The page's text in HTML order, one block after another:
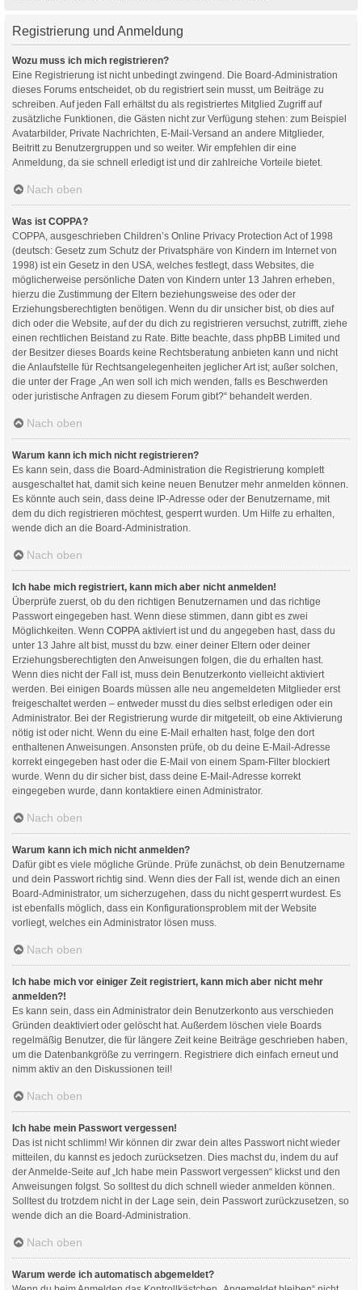
Registrierung und Anmeldung
Wozu muss ich mich registrieren?
Eine Registrierung ist nicht unbedingt zwingend. Die Board-Administration
dieses Forums entscheidet, ob du registriert sein musst, um Beiträge zu
schreiben. Auf jeden Fall erhältst du als registriertes Mitglied Zugriff auf
zusätzliche Funktionen, die Gästen nicht zur Verfügung stehen: zum Beispiel
Avatarbilder, Private Nachrichten, E-Mail-Versand an andere Mitglieder,
Beitritt zu Benutzergruppen und so weiter. Wir empfehlen dir eine
Anmeldung, da sie schnell erledigt ist und dir zahlreiche Vorteile bietet.
Nach oben
Was ist COPPA?
COPPA, ausgeschrieben Children’s Online Privacy Protection Act of 1998
(deutsch: Gesetz zum Schutz der Privatsphäre von Kindern im Internet von
1998) ist ein Gesetz in den USA, welches festlegt, dass Websites, die
möglicherweise persönliche Daten von Kindern unter 13 Jahren erheben,
hierzu die Zustimmung der Eltern beziehungsweise des oder der
Erziehungsberechtigten benötigen. Wenn du dir unsicher bist, ob dies auf
dich oder die Website, auf der du dich zu registrieren versuchst, zutrifft, ziehe
einen rechtlichen Beistand zu Rate. Bitte beachte, dass phpBB Limited und
der Besitzer dieses Boards keine Rechtsberatung anbieten kann und nicht
die Anlaufstelle für Rechtsangelegenheiten jeglicher Art ist; außer solchen,
die unter der Frage „An wen soll ich mich wenden, falls es Beschwerden
oder juristische Anfragen zu diesem Forum gibt?“ behandelt werden.
Nach oben
Warum kann ich mich nicht registrieren?
Es kann sein, dass die Board-Administration die Registrierung komplett
ausgeschaltet hat, damit sich keine neuen Benutzer mehr anmelden können.
Es könnte auch sein, dass deine IP-Adresse oder der Benutzername, mit
dem du dich registrieren möchtest, gesperrt wurden. Um Hilfe zu erhalten,
wende dich an die Board-Administration.
Nach oben
Ich habe mich registriert, kann mich aber nicht anmelden!
Überprüfe zuerst, ob du den richtigen Benutzernamen und das richtige
Passwort eingegeben hast. Wenn diese stimmen, dann gibt es zwei
Möglichkeiten. Wenn COPPA aktiviert ist und du angegeben hast, dass du
unter 13 Jahre alt bist, musst du bzw. einer deiner Eltern oder deiner
Erziehungsberechtigten den Anweisungen folgen, die du erhalten hast.
Wenn dies nicht der Fall ist, muss dein Benutzerkonto vielleicht aktiviert
werden. Bei einigen Boards müssen alle neu angemeldeten Mitglieder erst
freigeschaltet werden – entweder musst du dies selbst erledigen oder ein
Administrator. Bei der Registrierung wurde dir mitgeteilt, ob eine Aktivierung
nötig ist oder nicht. Wenn du eine E-Mail erhalten hast, folge den dort
enthaltenen Anweisungen. Ansonsten prüfe, ob du deine E-Mail-Adresse
korrekt eingegeben hast oder die E-Mail von einem Spam-Filter blockiert
wurde. Wenn du dir sicher bist, dass deine E-Mail-Adresse korrekt
eingegeben wurde, dann kontaktiere einen Administrator.
Nach oben
Warum kann ich mich nicht anmelden?
Dafür gibt es viele mögliche Gründe. Prüfe zunächst, ob dein Benutzername
und dein Passwort richtig sind. Wenn dies der Fall ist, wende dich an einen
Board-Administrator, um sicherzugehen, dass du nicht gesperrt wurdest. Es
ist ebenfalls möglich, dass ein Konfigurationsproblem mit der Website
vorliegt, welches ein Administrator lösen muss.
Nach oben
Ich habe mich vor einiger Zeit registriert, kann mich aber nicht mehr
anmelden?!
Es kann sein, dass ein Administrator dein Benutzerkonto aus verschieden
Gründen deaktiviert oder gelöscht hat. Außerdem löschen viele Boards
regelmäßig Benutzer, die für längere Zeit keine Beiträge geschrieben haben,
um die Datenbankgröße zu verringern. Registriere dich einfach erneut und
nimm aktiv an den Diskussionen teil!
Nach oben
Ich habe mein Passwort vergessen!
Das ist nicht schlimm! Wir können dir zwar dein altes Passwort nicht wieder
mitteilen, du kannst es jedoch zurücksetzen. Dies machst du, indem du auf
der Anmelde-Seite auf „Ich habe mein Passwort vergessen“ klickst und den
Anweisungen folgst. So solltest du dich schnell wieder anmelden können.
Solltest du trotzdem nicht in der Lage sein, dein Passwort zurückzusetzen, so
wende dich an die Board-Administration.
Nach oben
Warum werde ich automatisch abgemeldet?